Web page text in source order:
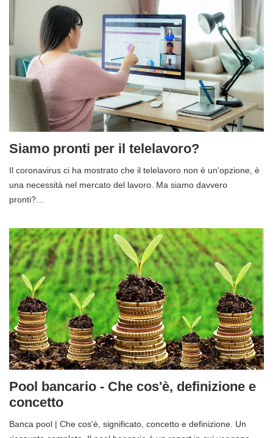
Siamo pronti per il telelavoro?
Il coronavirus ci ha mostrato che il telelavoro non è un'opzione, è
una necessità nel mercato del lavoro. Ma siamo davvero
pronti?…
Pool bancario - Che cos'è, definizione e
concetto
Banca pool | Che cos'è, significato, concetto e definizione. Un